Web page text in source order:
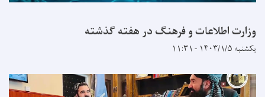
وزارت اطلاعات و فرهنگ در هفته گذشته
یکشنبه ۱۴۰۳/۱/۵ - ۱۱:۳۱